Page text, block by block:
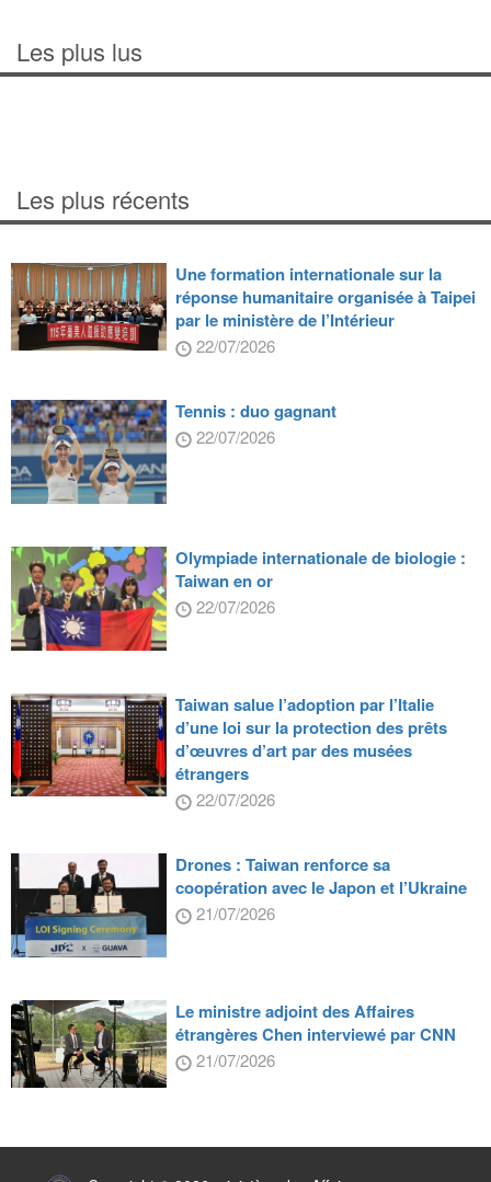
Les plus lus
Les plus récents
Une formation internationale sur la
réponse humanitaire organisée à Taipei
par le ministère de l’Intérieur
22/07/2026
Tennis : duo gagnant
22/07/2026
Olympiade internationale de biologie :
Taiwan en or
22/07/2026
Taiwan salue l’adoption par l’Italie
d’une loi sur la protection des prêts
d’œuvres d’art par des musées
étrangers
22/07/2026
Drones : Taiwan renforce sa
coopération avec le Japon et l’Ukraine
21/07/2026
Le ministre adjoint des Affaires
étrangères Chen interviewé par CNN
21/07/2026